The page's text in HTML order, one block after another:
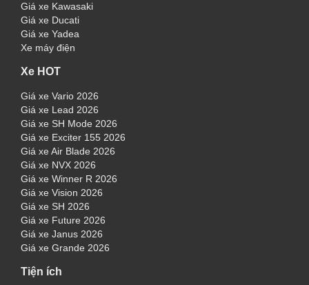
Giá xe Kawasaki
Giá xe Ducati
Giá xe Yadea
Xe máy điện
Xe HOT
Giá xe Vario 2026
Giá xe Lead 2026
Giá xe SH Mode 2026
Giá xe Exciter 155 2026
Giá xe Air Blade 2026
Giá xe NVX 2026
Giá xe Winner R 2026
Giá xe Vision 2026
Giá xe SH 2026
Giá xe Future 2026
Giá xe Janus 2026
Giá xe Grande 2026
Tiện ích